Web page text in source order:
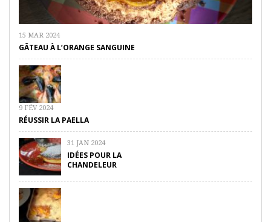
15 MAR 2024
GÂTEAU À L’ORANGE SANGUINE
9 FÉV 2024
RÉUSSIR LA PAELLA
31 JAN 2024
IDÉES POUR LA
CHANDELEUR